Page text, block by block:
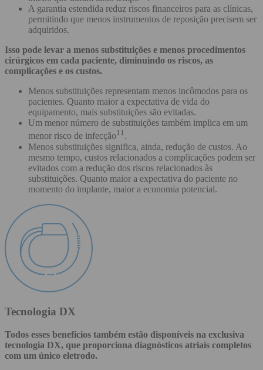
A garantia estendida reduz riscos financeiros para as clínicas,
permitindo que menos instrumentos de reposição precisem ser
adquiridos.
Isso pode levar a menos substituições e menos procedimentos
cirúrgicos em cada paciente, diminuindo os riscos, as
complicações e os custos.
Menos substituições representam menos incômodos para os
pacientes. Quanto maior a expectativa de vida do
equipamento, mais substituições são evitadas.
Um menor número de substituições também implica em um
menor risco de infecção11 .
Menos substituições significa, ainda, redução de custos. Ao
mesmo tempo, custos relacionados a complicações podem ser
evitados com a redução dos riscos relacionados às
substituições. Quanto maior a expectativa do paciente no
momento do implante, maior a economia potencial.
Tecnologia DX
Todos esses benefícios também estão disponíveis na exclusiva
tecnologia DX, que proporciona diagnósticos atriais completos
com um único eletrodo.